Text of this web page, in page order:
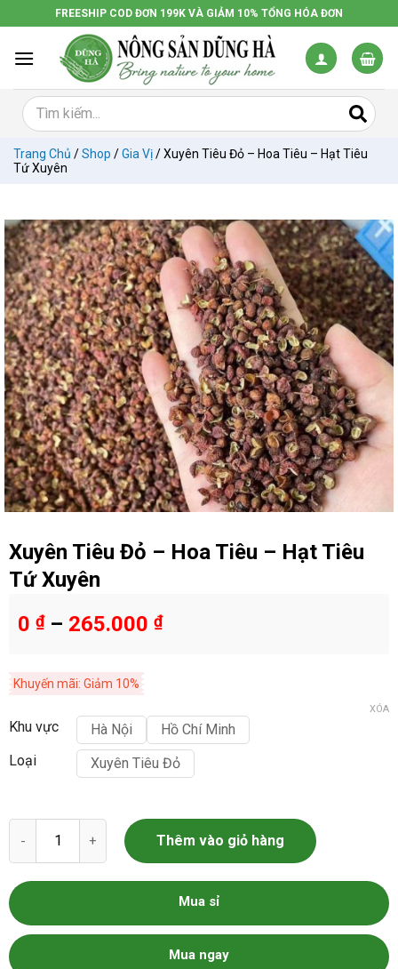
đến
dung
FREESHIP COD ĐƠN 199K VÀ GIẢM 10% TỔNG HÓA ĐƠN
Trang Chủ /Shop /Gia Vị/Xuyên Tiêu Đỏ – Hoa Tiêu – Hạt Tiêu
Tứ Xuyên
Xuyên Tiêu Đỏ – Hoa Tiêu – Hạt Tiêu
Tứ Xuyên
0 ₫– 265.000 ₫
Khuyến mãi: Giảm 10%
Khu vực Hà Nội
Hồ Chí Minh
Loại
Xuyên Tiêu Đỏ
XÓA
Xuyên Tiêu Đỏ - Hoa Tiêu - Hạt Tiêu Tứ Xuyên số lượng
Thêm vào giỏ hàng
Mua sỉ
Mua ngay